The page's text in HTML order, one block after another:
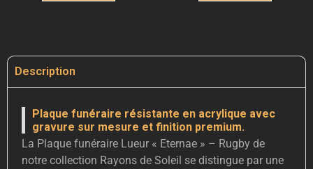
Description
Plaque funéraire résistante en acrylique avec
gravure sur mesure et finition premium.
La Plaque funéraire Lueur « Eternae » – Rugby de
notre collection Rayons de Soleil se distingue par une